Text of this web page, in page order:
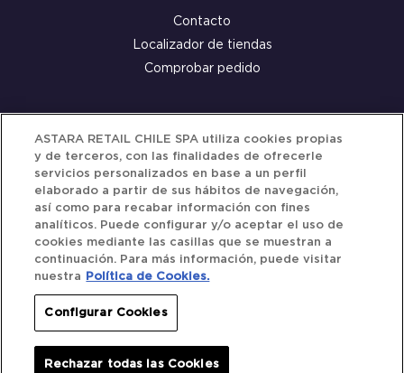
Contacto
Localizador de tiendas
Comprobar pedido
Servicio al cliente
Términos y Condiciones
Política de privacidad
Siguenos
Redes Sociales
ASTARA RETAIL CHILE SPA utiliza cookies propias
y de terceros, con las finalidades de ofrecerle
servicios personalizados en base a un perfil
elaborado a partir de sus hábitos de navegación,
así como para recabar información con fines
analíticos. Puede configurar y/o aceptar el uso de
cookies mediante las casillas que se muestran a
continuación. Para más información, puede visitar
nuestra
Política de Cookies.
Configurar Cookies
Rechazar todas las Cookies